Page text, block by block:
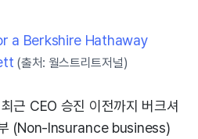
a Berkshire Hathaway
(출처: 월스트리트저널)
근 CEO 승진 이전까지 버크셔
(Non-Insurance business)